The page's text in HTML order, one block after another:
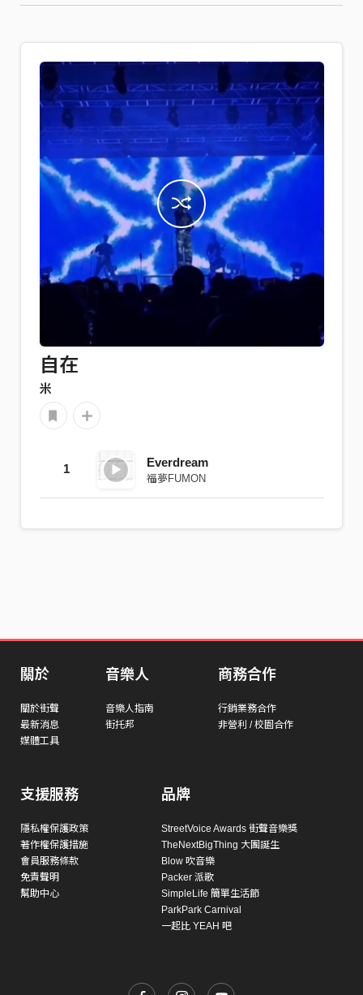
自在
米
1 Everdream
福夢FUMON
關於
關於街聲
最新消息
媒體工具
音樂人
音樂人指南
街托邦
商務合作
行銷業務合作
非營利 / 校園合作
支援服務
隱私權保護政策
著作權保護措施
會員服務條款
免責聲明
幫助中心
品牌
StreetVoice Awards 街聲音樂獎
TheNextBigThing 大團誕生
Blow 吹音樂
Packer 派歌
SimpleLife 簡單生活節
ParkPark Carnival
一起比 YEAH 吧